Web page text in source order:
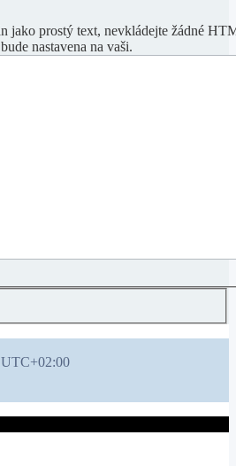
jako prostý text, nevkládejte žádné
nastavena na vaši.
UTC+02:00